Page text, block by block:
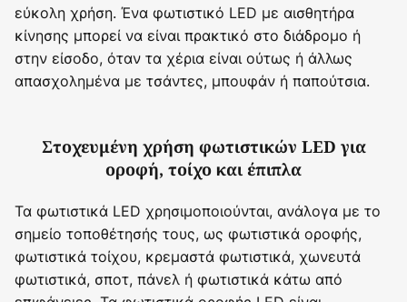
εύκολη χρήση. Ένα φωτιστικό LED με αισθητήρα
κίνησης μπορεί να είναι πρακτικό στο διάδρομο ή
στην είσοδο, όταν τα χέρια είναι ούτως ή άλλως
απασχολημένα με τσάντες, μπουφάν ή παπούτσια.
Στοχευμένη χρήση φωτιστικών LED για
οροφή, τοίχο και έπιπλα
Τα φωτιστικά LED χρησιμοποιούνται, ανάλογα με το
σημείο τοποθέτησής τους, ως φωτιστικά οροφής,
φωτιστικά τοίχου, κρεμαστά φωτιστικά, χωνευτά
φωτιστικά, σποτ, πάνελ ή φωτιστικά κάτω από